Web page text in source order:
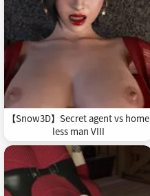
【Snow3D】Secret agent vs home
less man VIII